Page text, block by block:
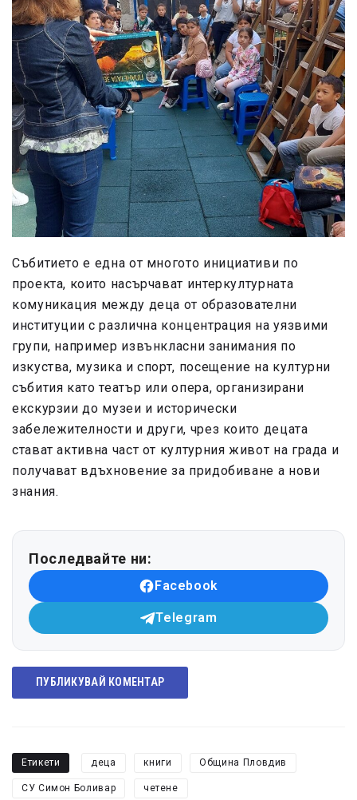
Събитието е една от многото инициативи по
проекта, които насърчават интеркултурната
комуникация между деца от образователни
институции с различна концентрация на уязвими
групи, например извънкласни занимания по
изкуства, музика и спорт, посещение на културни
събития като театър или опера, организирани
екскурзии до музеи и исторически
забележителности и други, чрез които децата
стават активна част от културния живот на града и
получават вдъхновение за придобиване а нови
знания.
Последвайте ни:
Facebook
Telegram
ПУБЛИКУВАЙ КОМЕНТАР
Етикети деца книги Община Пловдив
СУ Симон Боливар четене